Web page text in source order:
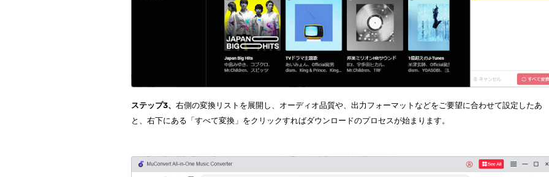
ステップ3、右側の変換リストを展開し、オーディオ品質や、出力フォーマットなどをご要望に合わせて設定したあ
と、右下にある「すべて変換」をクリックすればダウンロードのプロセスが始まります。